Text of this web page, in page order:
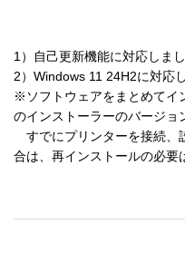
1）自己更新機能に対応しまし
2）Windows 11 24H2に対応
※ソフトウェアをまとめてイ
のインストーラーのバージョ
すでにプリンターを接続、
合は、再インストールの必要